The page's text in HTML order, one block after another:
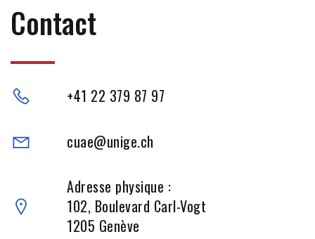
Contact
+41 22 379 87 97
cuae@unige.ch
Adresse physique :
102, Boulevard Carl-Vogt
1205 Genève